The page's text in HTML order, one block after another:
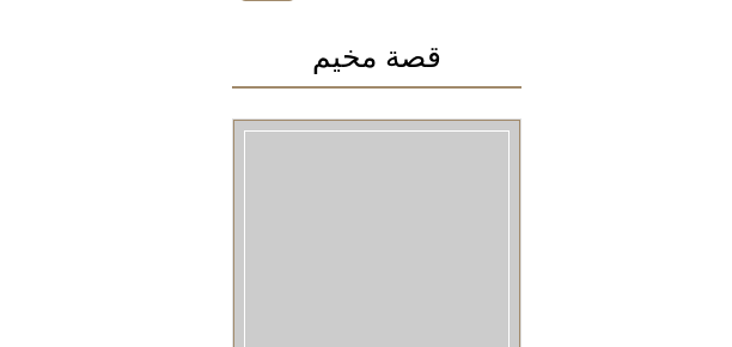
قصة مخيم